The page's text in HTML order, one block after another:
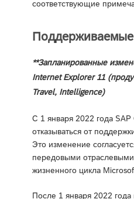
соответствующие
**Запланированные
Internet Explorer 11
Travel, Intelligence)
С 1 января 2022 года
отказываться от
Это изменение
передовыми
жизненного цикла
После 1 января 2022 года